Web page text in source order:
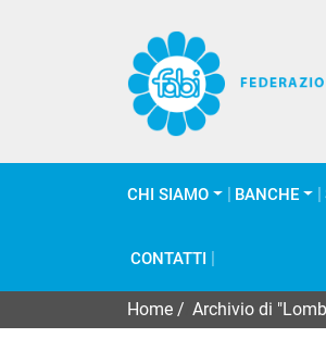
CHI SIAMO BANCHE
CONTATTI
Home Archivio di